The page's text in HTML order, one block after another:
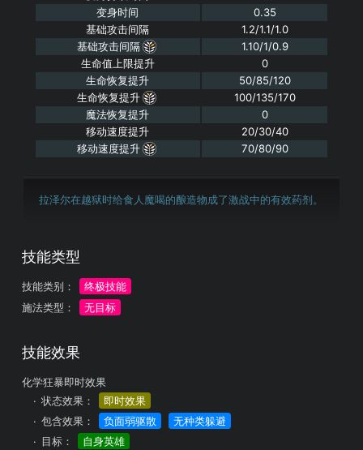
变身时间
0.35
基础攻击间隔
1.2/1.1/1.0
基础攻击间隔
1.10/1/0.9
生命值上限提升
0
生命恢复提升
50/85/120
生命恢复提升
100/135/170
魔法恢复提升
0
移动速度提升
20/30/40
移动速度提升
70/80/90
拉泽尔在越狱时给食人魔喝的酿造物成了激战中的有效药剂。
技能类型
技能类别：
终极技能
施法类型：
无目标
技能效果
化学狂暴即时效果
状态效果：
即时效果
包含效果：
负面弱驱散
无种类躲避
目标：
自身英雄